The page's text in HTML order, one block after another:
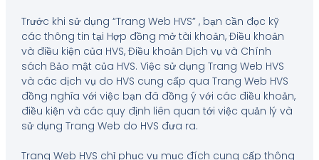
Trước khi sử dụng “Trang Web HVS” , bạn cần đọc kỹ
các thông tin tại Hợp đồng mở tài khoản, Điều khoản
và điều kiện của HVS, Điều khoản Dịch vụ và Chính
sách Bảo mật của HVS. Việc sử dụng Trang Web HVS
và các dịch vụ do HVS cung cấp qua Trang Web HVS
đồng nghĩa với việc bạn đã đồng ý với các điều khoản,
điều kiện và các quy định liên quan tới việc quản lý và
sử dụng Trang Web do HVS đưa ra.
Trang Web HVS chỉ phục vụ mục đích cung cấp thông